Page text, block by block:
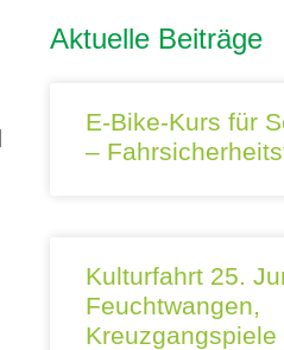
Aktuelle Beiträge
E-Bike-Kurs für
–
Kulturfahrt 25.
Feuchtwangen,
Kreuzgangspiele